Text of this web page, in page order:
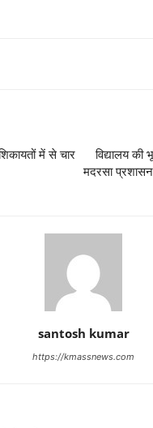
में से चार
विद्यालय की
मदरसा
santosh kumar
https://kmassnews.com